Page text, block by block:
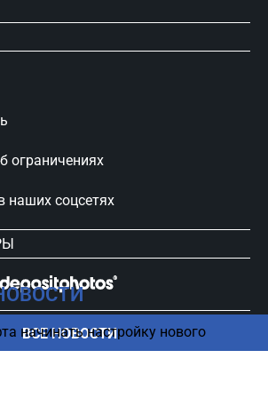
начинать настройку нового
ВСЕ НОВОСТИ
ограничениях
наших соцсетях
Все права защищены